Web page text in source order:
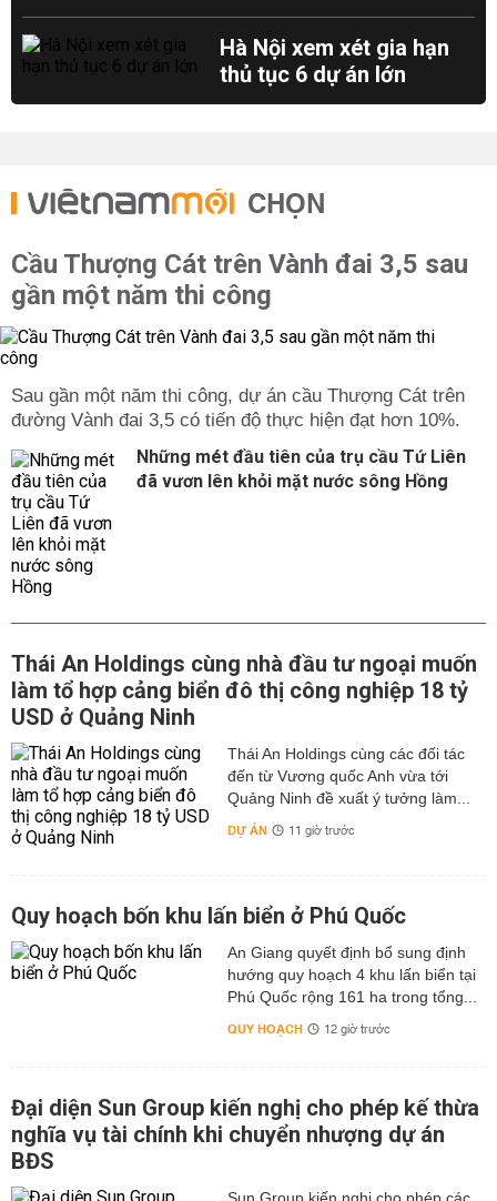
Hà Nội xem xét gia hạn
thủ tục 6 dự án lớn
CHỌN
Cầu Thượng Cát trên Vành đai 3,5 sau
gần một năm thi công
Sau gần một năm thi công, dự án cầu Thượng Cát trên
đường Vành đai 3,5 có tiến độ thực hiện đạt hơn 10%.
Những mét đầu tiên của trụ cầu Tứ Liên
đã vươn lên khỏi mặt nước sông Hồng
Thái An Holdings cùng nhà đầu tư ngoại muốn
làm tổ hợp cảng biển đô thị công nghiệp 18 tỷ
USD ở Quảng Ninh
Thái An Holdings cùng các đối tác
đến từ Vương quốc Anh vừa tới
Quảng Ninh đề xuất ý tưởng làm...
DỰ ÁN 11 giờ trước
Quy hoạch bốn khu lấn biển ở Phú Quốc
An Giang quyết định bổ sung định
hướng quy hoạch 4 khu lấn biển tại
Phú Quốc rộng 161 ha trong tổng...
QUY HOẠCH 12 giờ trước
Đại diện Sun Group kiến nghị cho phép kế thừa
nghĩa vụ tài chính khi chuyển nhượng dự án
BĐS